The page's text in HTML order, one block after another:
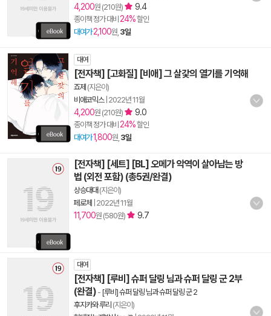
4,200원 (210원) 9.4
종이책 정가 대비 24%할인
대여가 2,100원, 3일
대여
[전자책] [고화질] [비애] 그 살갗의 열기를 기억해
죠제 (지은이)
비애코믹스| 2022년 11월
4,200원 (210원) 9.0
종이책 정가 대비 24%할인
대여가1,800원, 3일
[전자책] [세트] [BL] 오메가 악역이 살아남는 방
법 (외전 포함) (총5권/완결)
상승대대 (지은이)
페로체
2022년 11월
11,700원 (580원) 9.7
대여
[전자책] [루비] 슈퍼 달링 님과 슈퍼 달링 군 2부
(완결) - [루비] 슈퍼 달링 님과 슈퍼 달링 군 2
후지카와 루리 (지은이)